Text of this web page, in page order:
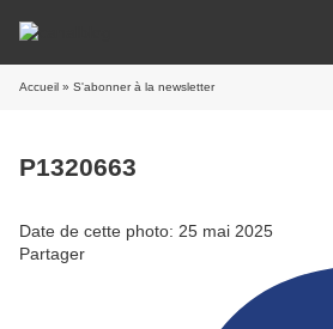
Accueil » S'abonner à la newsletter
P1320663
Date de cette photo: 25 mai 2025
Partager